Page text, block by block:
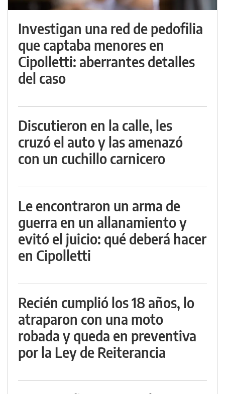
Investigan una red de pedofilia
que captaba menores en
Cipolletti: aberrantes detalles
del caso
Discutieron en la calle, les
cruzó el auto y las amenazó
con un cuchillo carnicero
Le encontraron un arma de
guerra en un allanamiento y
evitó el juicio: qué deberá hacer
en Cipolletti
Recién cumplió los 18 años, lo
atraparon con una moto
robada y queda en preventiva
por la Ley de Reiterancia